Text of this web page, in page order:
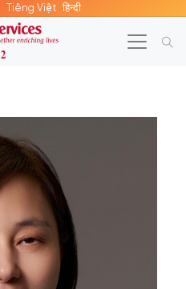
Tiếng Việt हिन्दी